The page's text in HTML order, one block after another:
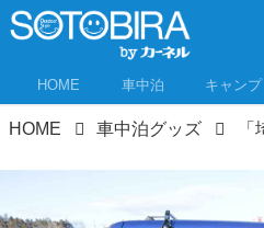
HOME 車中泊 キャンプ
HOME 車中泊グッズ